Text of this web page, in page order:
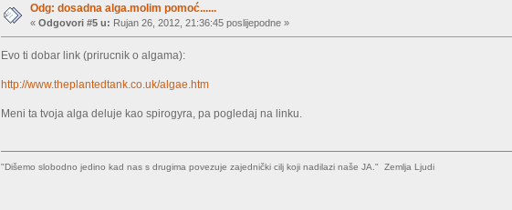
Odg: dosadna alga.molim pomoć......
«Odgovori #5 u: Rujan 26, 2012, 21:36:45 poslijepodne »
Evo ti dobar link (prirucnik o algama):
http://www.theplantedtank.co.uk/algae.htm
Meni ta tvoja alga deluje kao spirogyra, pa pogledaj na linku.
"Dišemo slobodno jedino kad nas s drugima povezuje zajednički cilj koji nadilazi naše JA." Zemlja Ljudi